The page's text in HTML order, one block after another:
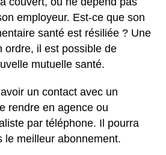
employeur. Est-ce que son
santé est résiliée ? Une
ordre, il est possible de
mutuelle santé.
un contact avec un
rendre en agence ou
par téléphone. Il pourra
le meilleur abonnement.